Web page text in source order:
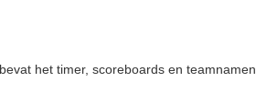
het timer, scoreboards en teamnamen